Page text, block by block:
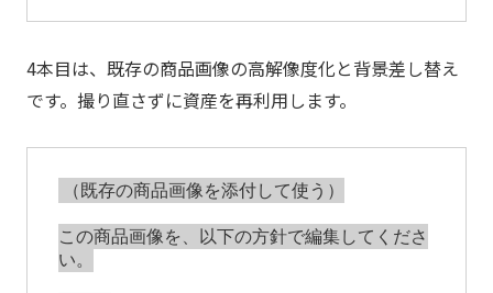
4本目は、既存の商品画像の高解像度化と背景差し替え
です。撮り直さずに資産を再利用します。
（既存の商品画像を添付して使う）
この商品画像を、以下の方針で編集してくださ
い。